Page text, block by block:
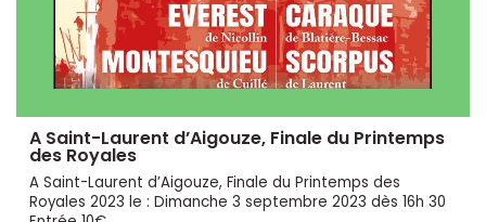
A Saint-Laurent d’Aigouze, Finale du Printemps
des Royales
A Saint-Laurent d’Aigouze, Finale du Printemps des
Royales 2023 le : Dimanche 3 septembre 2023 dès 16h 30